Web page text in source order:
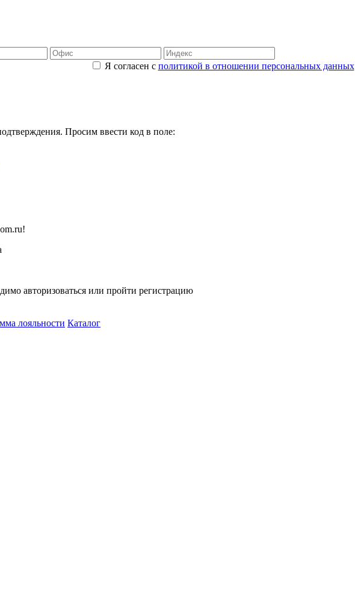
Я согласен с политикой в отношении персональных данных
Просим ввести код в поле:
авторизоваться или пройти регистрацию
лояльности Каталог